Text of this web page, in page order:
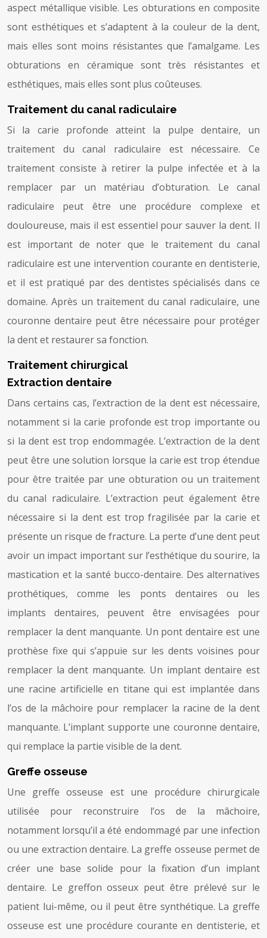
aspect métallique visible. Les obturations en composite
sont esthétiques et s’adaptent à la couleur de la dent,
mais elles sont moins résistantes que l’amalgame. Les
obturations en céramique sont très résistantes et
esthétiques, mais elles sont plus coûteuses.
Traitement du canal radiculaire
Si la carie profonde atteint la pulpe dentaire, un
traitement du canal radiculaire est nécessaire. Ce
traitement consiste à retirer la pulpe infectée et à la
remplacer par un matériau d’obturation. Le canal
radiculaire peut être une procédure complexe et
douloureuse, mais il est essentiel pour sauver la dent. Il
est important de noter que le traitement du canal
radiculaire est une intervention courante en dentisterie,
et il est pratiqué par des dentistes spécialisés dans ce
domaine. Après un traitement du canal radiculaire, une
couronne dentaire peut être nécessaire pour protéger
la dent et restaurer sa fonction.
Traitement chirurgical
Extraction dentaire
Dans certains cas, l’extraction de la dent est nécessaire,
notamment si la carie profonde est trop importante ou
si la dent est trop endommagée. L’extraction de la dent
peut être une solution lorsque la carie est trop étendue
pour être traitée par une obturation ou un traitement
du canal radiculaire. L’extraction peut également être
nécessaire si la dent est trop fragilisée par la carie et
présente un risque de fracture. La perte d’une dent peut
avoir un impact important sur l’esthétique du sourire, la
mastication et la santé bucco-dentaire. Des alternatives
prothétiques, comme les ponts dentaires ou les
implants dentaires, peuvent être envisagées pour
remplacer la dent manquante. Un pont dentaire est une
prothèse fixe qui s’appuie sur les dents voisines pour
remplacer la dent manquante. Un implant dentaire est
une racine artificielle en titane qui est implantée dans
l’os de la mâchoire pour remplacer la racine de la dent
manquante. L’implant supporte une couronne dentaire,
qui remplace la partie visible de la dent.
Greffe osseuse
Une greffe osseuse est une procédure chirurgicale
utilisée pour reconstruire l’os de la mâchoire,
notamment lorsqu’il a été endommagé par une infection
ou une extraction dentaire. La greffe osseuse permet de
créer une base solide pour la fixation d’un implant
dentaire. Le greffon osseux peut être prélevé sur le
patient lui-même, ou il peut être synthétique. La greffe
osseuse est une procédure courante en dentisterie, et